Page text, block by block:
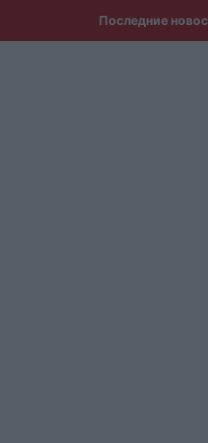
Последние